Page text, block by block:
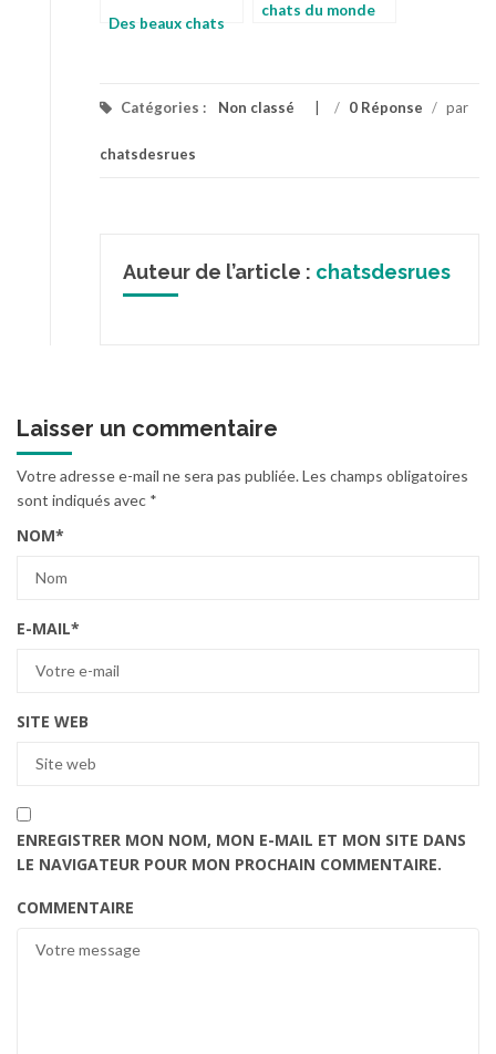
Des beaux chats
chats du monde
Catégories : Non classé / 0 Réponse / par
chatsdesrues
Auteur de l’article : chatsdesrues
Laisser un commentaire
Votre adresse e-mail ne sera pas publiée.Les champs obligatoires
sont indiqués avec *
NOM*
E-MAIL*
SITE WEB
ENREGISTRER MON NOM, MON E-MAIL ET MON SITE DANS
LE NAVIGATEUR POUR MON PROCHAIN COMMENTAIRE.
COMMENTAIRE